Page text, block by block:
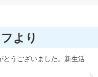
より
とうございました。新生活